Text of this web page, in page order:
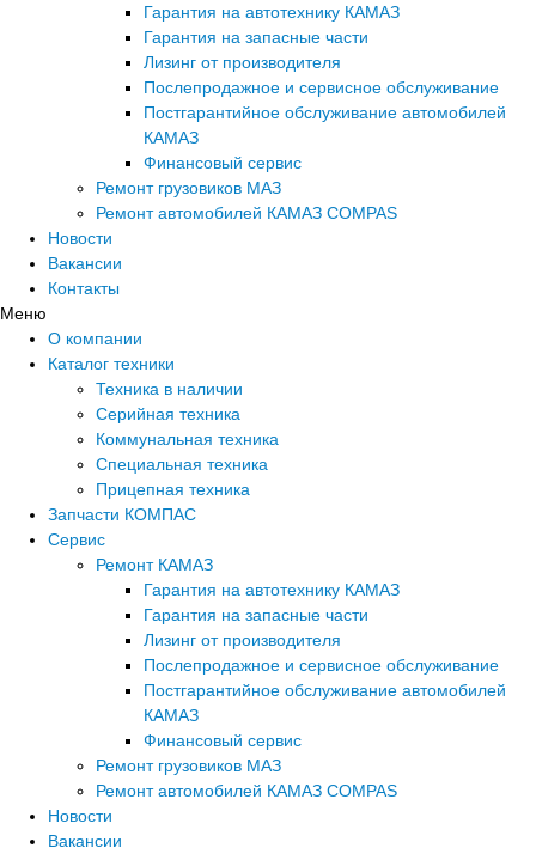
Гарантия на автотехнику КАМАЗ
Гарантия на запасные части
Лизинг от производителя
Послепродажное и сервисное обслуживание
Постгарантийное обслуживание автомобилей
КАМАЗ
Финансовый сервис
Ремонт грузовиков МАЗ
Ремонт автомобилей КАМАЗ COMPAS
Новости
Вакансии
Контакты
Меню
О компании
Каталог техники
Техника в наличии
Серийная техника
Коммунальная техника
Специальная техника
Прицепная техника
Запчасти КОМПАС
Сервис
Ремонт КАМАЗ
Гарантия на автотехнику КАМАЗ
Гарантия на запасные части
Лизинг от производителя
Послепродажное и сервисное обслуживание
Постгарантийное обслуживание автомобилей
КАМАЗ
Финансовый сервис
Ремонт грузовиков МАЗ
Ремонт автомобилей КАМАЗ COMPAS
Новости
Вакансии